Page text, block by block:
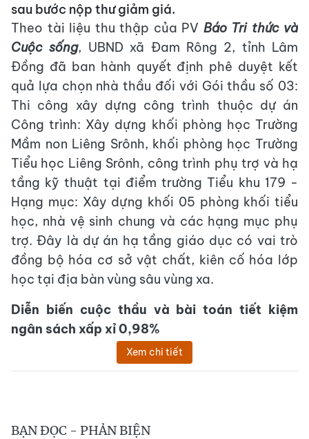
sau bước nộp thư giảm giá.
Theo tài liệu thu thập của PV Báo Tri thức và
Cuộc sống, UBND xã Đam Rông 2, tỉnh Lâm
Đồng đã ban hành quyết định phê duyệt kết
quả lựa chọn nhà thầu đối với Gói thầu số 03:
Thi công xây dựng công trình thuộc dự án
Công trình: Xây dựng khối phòng học Trường
Mầm non Liêng Srônh, khối phòng học Trường
Tiểu học Liêng Srônh, công trình phụ trợ và hạ
tầng kỹ thuật tại điểm trường Tiểu khu 179 -
Hạng mục: Xây dựng khối 05 phòng khối tiểu
học, nhà vệ sinh chung và các hạng mục phụ
trợ. Đây là dự án hạ tầng giáo dục có vai trò
đồng bộ hóa cơ sở vật chất, kiên cố hóa lớp
học tại địa bàn vùng sâu vùng xa.
Diễn biến cuộc thầu và bài toán tiết kiệm
ngân sách xấp xỉ 0,98%
Xem chi tiết
BẠN ĐỌC - PHẢN BIỆN